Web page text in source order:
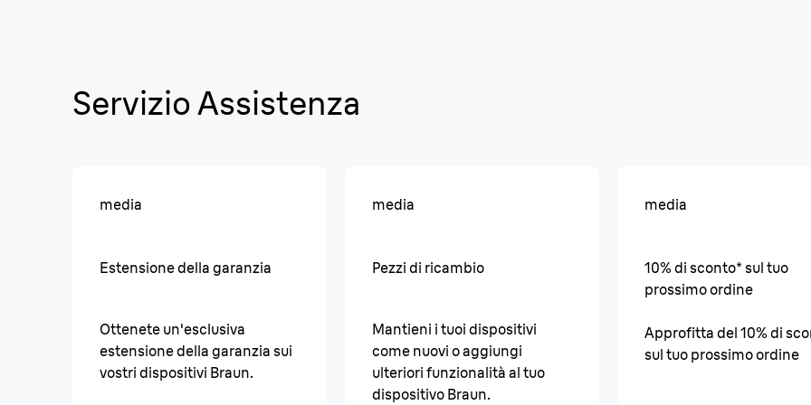
Servizio Assistenza
media
Estensione della garanzia
Ottenete un'esclusiva
estensione della garanzia sui
vostri dispositivi Braun.
media
Pezzi di ricambio
Mantieni i tuoi dispositivi
come nuovi o aggiungi
ulteriori funzionalità al tuo
dispositivo Braun.
media
10% di sconto* sul tuo
prossimo ordine
Approfitta del 10% di
sul tuo prossimo ordine